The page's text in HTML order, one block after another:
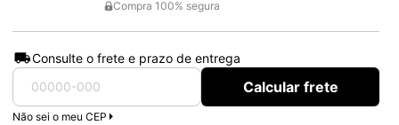
Compra 100% segura
Consulte o frete e prazo de entrega
Calcular frete
Não sei o meu CEP